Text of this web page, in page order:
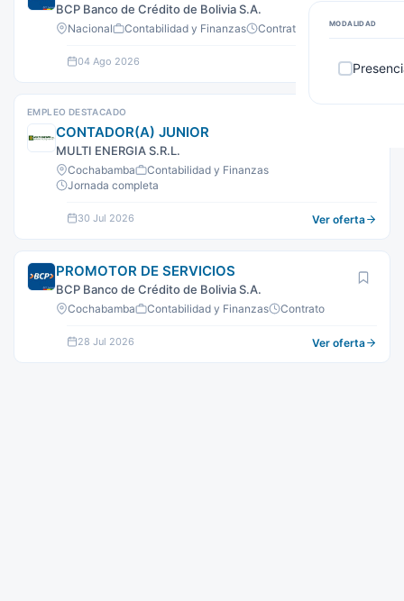
MODALIDAD
BCP Banco de Crédito de Bolivia S.A.
Nacional Contabilidad y Finanzas Contrato
04 Ago 2026 Ver oferta
EMPLEO DESTACADO
CONTADOR(A) JUNIOR
MULTI ENERGIA S.R.L.
Cochabamba
Contabilidad y Finanzas
Jornada completa
30 Jul 2026 Ver oferta
PROMOTOR DE SERVICIOS
BCP Banco de Crédito de Bolivia S.A.
Cochabamba Contabilidad y Finanzas Contrato
28 Jul 2026 Ver oferta